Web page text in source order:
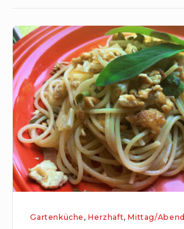
Suses
Salbei
Spaghetti
Gartenküche ,Herzhaft,Mittag/Abend